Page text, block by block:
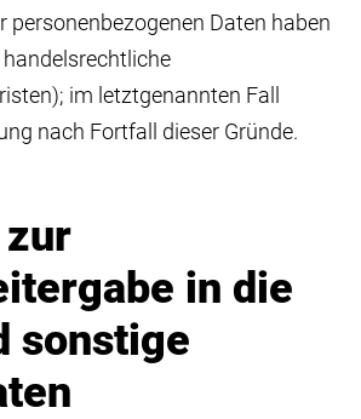
personenbezogenen Daten haben
handelsrechtliche
im letztgenannten Fall
nach Fortfall dieser Gründe.
in die
sonstige